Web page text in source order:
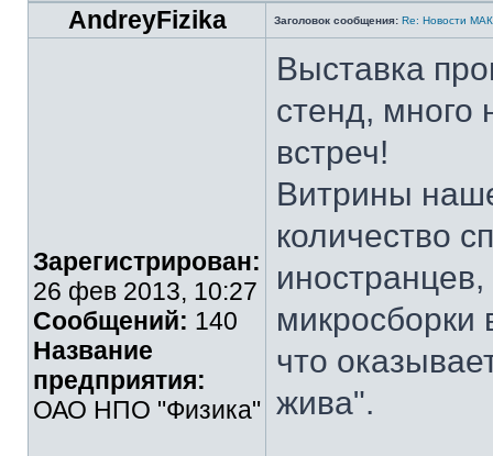
AndreyFizika
Заголовок сообщения: Re: Новости
Зарегистрирован:
26 фев 2013, 10:27
Сообщений: 140
Название
предприятия:
ОАО НПО "Физика"
Выставка
стенд, много
встреч!
Витрины
количество
что
жива".